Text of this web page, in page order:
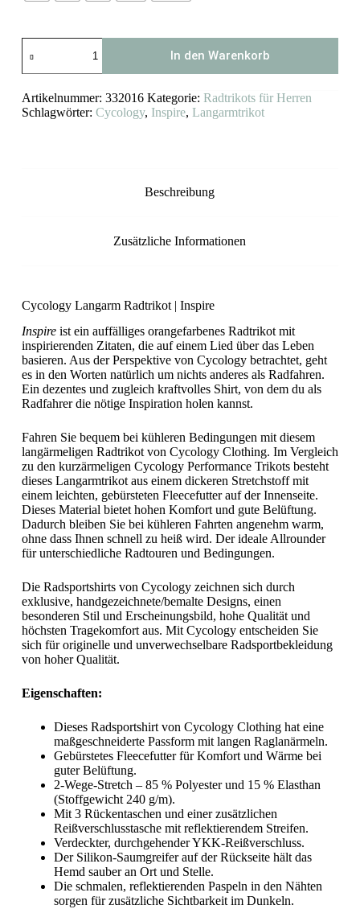
Cycology
Langarm
Radtrikot
Menge
In den Warenkorb
Artikelnummer: 332016 Kategorie: Radtrikots für Herren
Schlagwörter: Cycology, Inspire, Langarmtrikot
Beschreibung
Zusätzliche Informationen
Cycology Langarm Radtrikot | Inspire
Inspireist ein auffälliges orangefarbenes Radtrikot mit
inspirierenden Zitaten, die auf einem Lied über das Leben
basieren. Aus der Perspektive von Cycology betrachtet, geht
es in den Worten natürlich um nichts anderes als Radfahren.
Ein dezentes und zugleich kraftvolles Shirt, von dem du als
Radfahrer die nötige Inspiration holen kannst.
Fahren Sie bequem bei kühleren Bedingungen mit diesem
langärmeligen Radtrikot von Cycology Clothing. Im Vergleich
zu den kurzärmeligen Cycology Performance Trikots besteht
dieses Langarmtrikot aus einem dickeren Stretchstoff mit
einem leichten, gebürsteten Fleecefutter auf der Innenseite.
Dieses Material bietet hohen Komfort und gute Belüftung.
Dadurch bleiben Sie bei kühleren Fahrten angenehm warm,
ohne dass Ihnen schnell zu heiß wird. Der ideale Allrounder
für unterschiedliche Radtouren und Bedingungen.
Die Radsportshirts von Cycology zeichnen sich durch
exklusive, handgezeichnete/bemalte Designs, einen
besonderen Stil und Erscheinungsbild, hohe Qualität und
höchsten Tragekomfort aus. Mit Cycology entscheiden Sie
sich für originelle und unverwechselbare Radsportbekleidung
von hoher Qualität.
Eigenschaften:
Dieses Radsportshirt von Cycology Clothing hat eine
maßgeschneiderte Passform mit langen Raglanärmeln.
Gebürstetes Fleecefutter für Komfort und Wärme bei
guter Belüftung.
2-Wege-Stretch – 85 % Polyester und 15 % Elasthan
(Stoffgewicht 240 g/m).
Mit 3 Rückentaschen und einer zusätzlichen
Reißverschlusstasche mit reflektierendem Streifen.
Verdeckter, durchgehender YKK-Reißverschluss.
Der Silikon-Saumgreifer auf der Rückseite hält das
Hemd sauber an Ort und Stelle.
Die schmalen, reflektierenden Paspeln in den Nähten
sorgen für zusätzliche Sichtbarkeit im Dunkeln.